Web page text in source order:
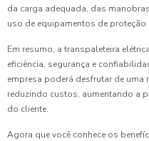
da carga adequada, das
uso de equipamentos de
Em resumo, a transpaleteira
eficiência, segurança e
empresa poderá desfrutar de uma
reduzindo custos, aumentando a
do cliente.
Agora que você conhece os